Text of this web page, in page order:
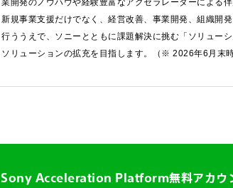
新規事業支援だけでなく、経営改善、事業開発、組織開
行ううえで、ソニーとともに課題解決に挑む「ソリュー
ソリューションの拡充を目指します。（※ 2026年6月末時
Sony Acceleration Platform無料アカウ
法人お問い合わせ